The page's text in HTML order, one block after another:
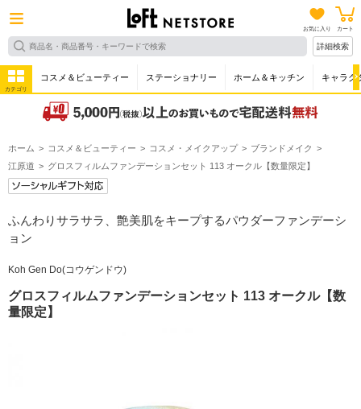
お気に入り カート
詳細検索
カテゴリ
コスメ＆ビューティー ステーショナリー ホーム＆キッチン キャラク
ホーム コスメ＆ビューティー コスメ・メイクアップ
ブランドメイク
江原道
グロスフィルムファンデーションセット 113 オークル【数量限定】
ふんわりサラサラ、艶美肌をキープするパウダーファンデーシ
ョン
Koh Gen Do(コウゲンドウ)
グロスフィルムファンデーションセット 113 オークル【数
量限定】